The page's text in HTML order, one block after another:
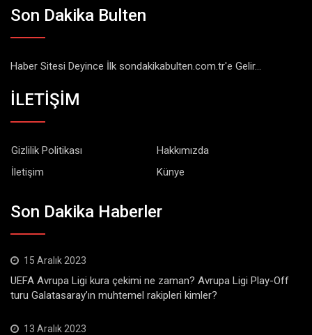
Son Dakika Bulten
Haber Sitesi Deyince İlk sondakikabulten.com.tr'e Gelir...
İLETİŞİM
Gizlilik Politikası
Hakkımızda
İletişim
Künye
Son Dakika Haberler
15 Aralık 2023
UEFA Avrupa Ligi kura çekimi ne zaman? Avrupa Ligi Play-Off
turu Galatasaray’ın muhtemel rakipleri kimler?
13 Aralık 2023